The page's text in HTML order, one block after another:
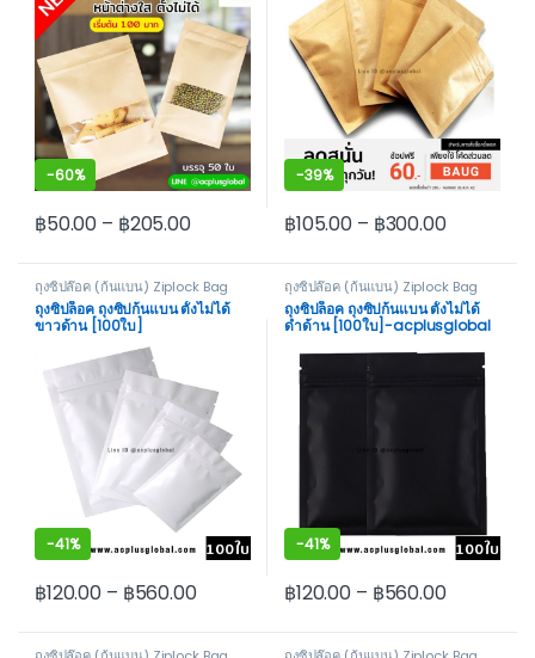
-60%
฿50.00 – ฿205.00
This product has multiple variants. The options may be
-39%
฿105.00 – ฿300.00
This product has multiple
ถุงซิปล๊อค (ก้นแบน) Ziplock Bag
Not Stand
ถุงซิปล็อค ถุงซิปก้นแบน ตั้งไม่ได้
ขาวด้าน [100ใบ]
-41%
฿120.00 – ฿560.00
This product has multiple variants. The options may be
ถุงซิปล๊อค (ก้นแบน) Ziplock Bag
Not Stand
ถุงซิปล็อค ถุงซิปก้นแบน ตั้งไม่ได้
ดำด้าน [100ใบ]-acplusglobal
-41%
฿120.00 – ฿560.00
This product has multiple